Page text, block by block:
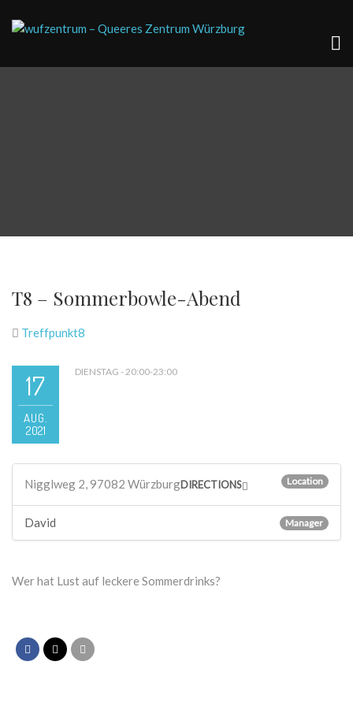
T8 – Sommerbowle-Abend
Treffpunkt8
17
AUG.
2021
DIENSTAG - 20:00-23:00
Nigglweg 2, 97082 Würzburg Location
DIRECTIONS
David Manager
Wer hat Lust auf leckere Sommerdrinks?